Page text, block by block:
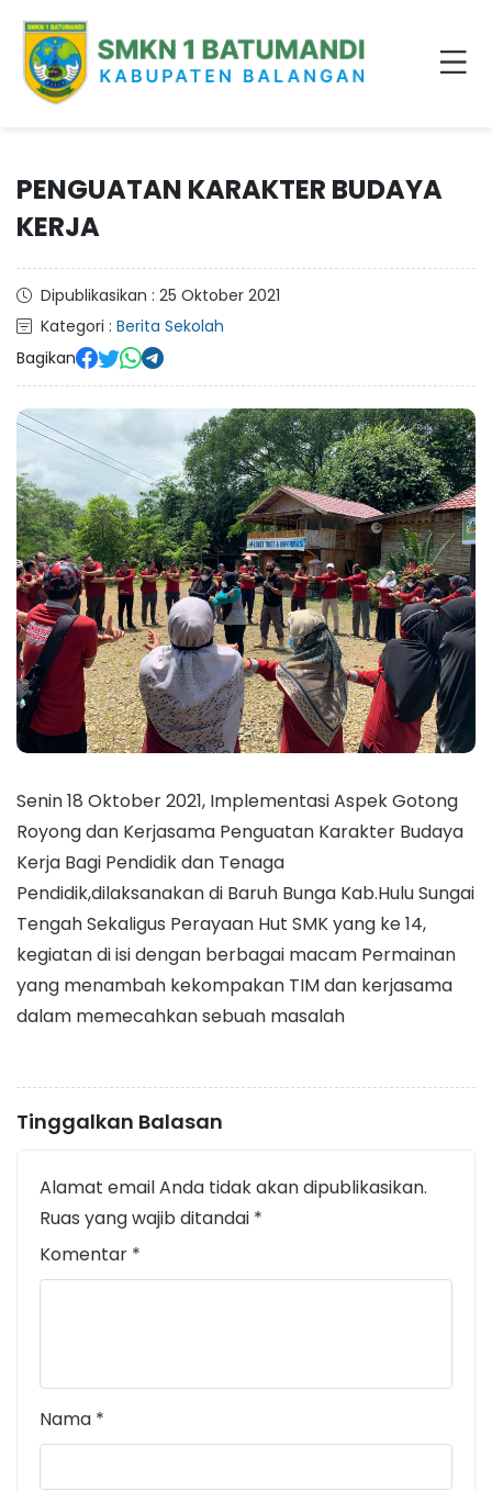
PENGUATAN KARAKTER BUDAYA
KERJA
Dipublikasikan : 25 Oktober 2021
Kategori : Berita Sekolah
Bagikan
Senin 18 Oktober 2021, Implementasi Aspek Gotong
Royong dan Kerjasama Penguatan Karakter Budaya
Kerja Bagi Pendidik dan Tenaga
Pendidik,dilaksanakan di Baruh Bunga Kab.Hulu Sungai
Tengah Sekaligus Perayaan Hut SMK yang ke 14,
kegiatan di isi dengan berbagai macam Permainan
yang menambah kekompakan TIM dan kerjasama
dalam memecahkan sebuah masalah
Tinggalkan Balasan
Alamat email Anda tidak akan dipublikasikan.
Ruas yang wajib ditandai *
Komentar *
Nama *